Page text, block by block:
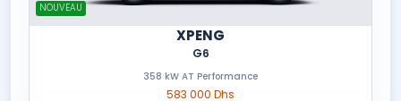
NOUVEAU
XPENG
G6
358 kW AT Performance
583 000 Dhs